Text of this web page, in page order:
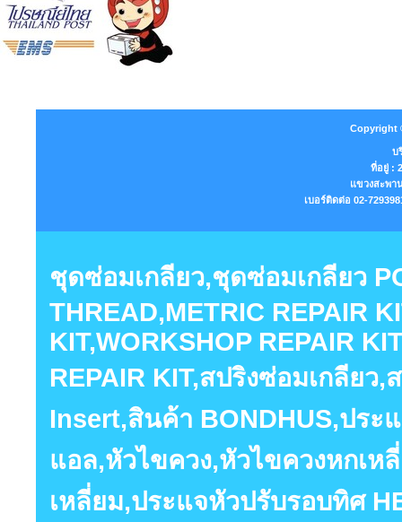
Copyright
บ
ที่อยู่ :
แขวงสะพา
เบอร์ติดต่อ 02-
ชุดซ่อมเกลียว,ชุดซ่อมเกลียว
THREAD,METRIC REPAIR
KIT,WORKSHOP REPAIR
REPAIR KIT,สปริงซ่อมเกลียว
Insert,สินค้า BONDHUS,ประ
แอล,หัวไขควง,หัวไขควงหกเห
เหลี่ยม,ประแจหัวปรับรอบทิศ